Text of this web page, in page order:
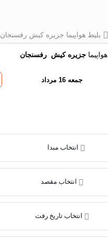
بلیط هواپیما جزیره کیش رفسنجان
هواپیما جزیره کیش رفسنجان
جمعه 16 مرداد
انتخاب مبدا
انتخاب مقصد